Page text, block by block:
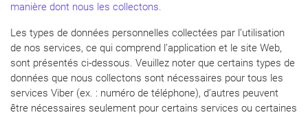
manière dont nous les collectons.
Les types de données personnelles collectées par l’utilisation
de nos services, ce qui comprend l’application et le site Web,
sont présentés ci-dessous. Veuillez noter que certains types de
données que nous collectons sont nécessaires pour tous les
services Viber (ex. : numéro de téléphone), d’autres peuvent
être nécessaires seulement pour certains services ou certaines